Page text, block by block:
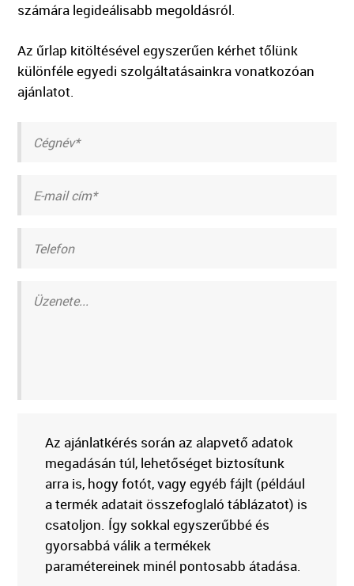
számára legideálisabb megoldásról.
Az űrlap kitöltésével egyszerűen kérhet tőlünk
különféle egyedi szolgáltatásainkra vonatkozóan
ajánlatot.
Az ajánlatkérés során az alapvető adatok
megadásán túl, lehetőséget biztosítunk
arra is, hogy fotót, vagy egyéb fájlt (például
a termék adatait összefoglaló táblázatot) is
csatoljon. Így sokkal egyszerűbbé és
gyorsabbá válik a termékek
paramétereinek minél pontosabb átadása.